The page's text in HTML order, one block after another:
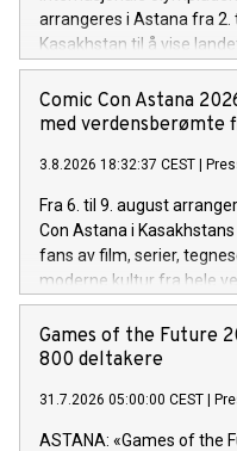
arrangeres i Astana fra 2.
Kasakhstan til å vise
Eurasias ledende AI-
Comic Con Astana
med verdensberømte
3.8.2026 18:32:37 CEST
Fra 6. til 9. august
Con Astana i
fans av film, serier,
moderne kultur fra hele
Games of the Future
800 deltakere
31.7.2026 05:00:00 CEST
ASTANA: «Games of the